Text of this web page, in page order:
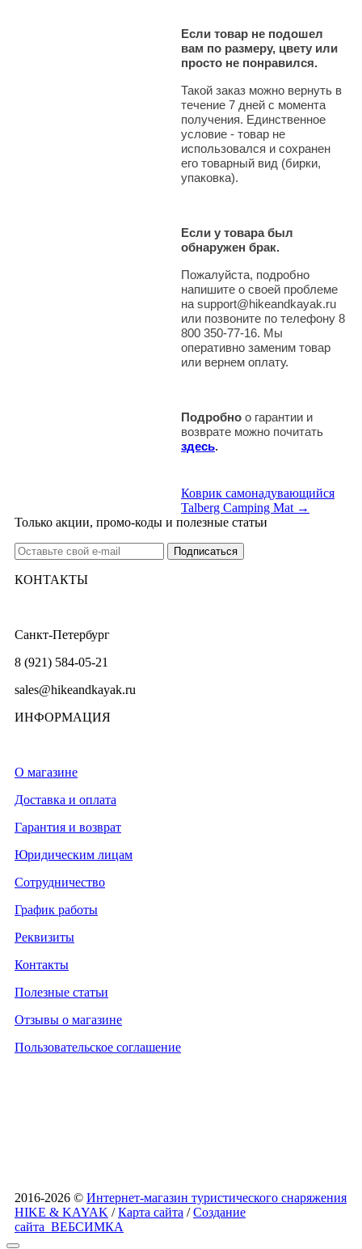
Если товар не подошел
вам по размеру, цвету или
просто не понравился.
Такой заказ можно вернуть в
течение 7 дней с момента
получения. Единственное
условие - товар не
использовался и сохранен
его товарный вид (бирки,
упаковка).
Если у товара был
обнаружен брак.
Пожалуйста, подробно
напишите о своей проблеме
на support@hikeandkayak.ru
или позвоните по телефону 8
800 350-77-16. Мы
оперативно заменим товар
или вернем оплату.
Подробно о гарантии и
возврате можно почитать
здесь.
Коврик самонадувающийся
Talberg Camping Mat →
Только акции, промо-коды и полезные статьи
КОНТАКТЫ
Санкт-Петербург
8 (921) 584-05-21
sales@hikeandkayak.ru
ИНФОРМАЦИЯ
О магазине
Доставка и оплата
Гарантия и возврат
Юридическим лицам
Сотрудничество
График работы
Реквизиты
Контакты
Полезные статьи
Отзывы о магазине
Пользовательское соглашение
2016-2026 © Интернет-магазин туристического снаряжения
HIKE & KAYAK /Карта сайта /Создание
сайта ВЕБСИМКА